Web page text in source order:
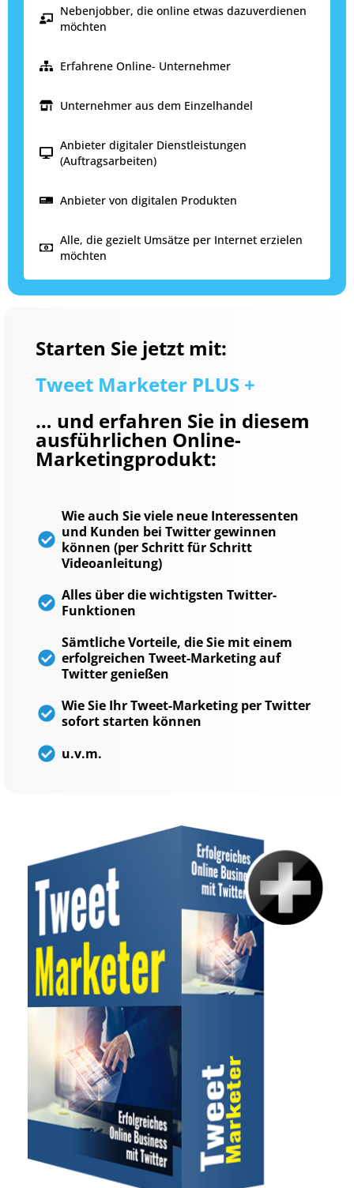
Nebenjobber, die online etwas dazuverdienen
möchten
Erfahrene Online- Unternehmer
Unternehmer aus dem Einzelhandel
Anbieter digitaler Dienstleistungen
(Auftragsarbeiten)
Anbieter von digitalen Produkten
Alle, die gezielt Umsätze per Internet erzielen
möchten
Starten Sie jetzt mit:
Tweet Marketer PLUS +
… und erfahren Sie in diesem
ausführlichen Online-
Marketingprodukt:
Wie auch Sie viele neue Interessenten
und Kunden bei Twitter gewinnen
können (per Schritt für Schritt
Videoanleitung)
Alles über die wichtigsten Twitter-
Funktionen
Sämtliche Vorteile, die Sie mit einem
erfolgreichen Tweet-Marketing auf
Twitter genießen
Wie Sie Ihr Tweet-Marketing per Twitter
sofort starten können
u.v.m.